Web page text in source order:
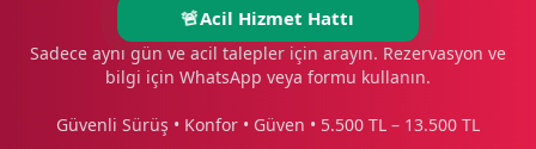
🚨Acil Hizmet Hattı
Sadece aynı gün ve acil talepler için arayın. Rezervasyon ve
bilgi için WhatsApp veya formu kullanın.
Güvenli Sürüş • Konfor • Güven • 5.500 TL – 13.500 TL